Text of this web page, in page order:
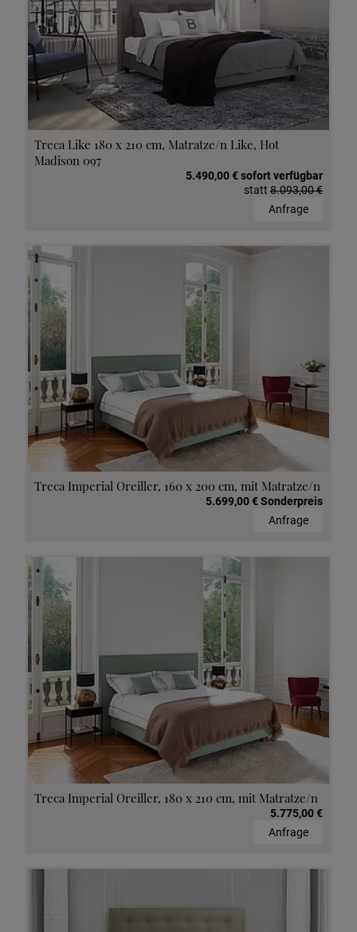
Treca Like 180 x 210 cm, Matratze/n Like, Hot
Madison 097
5.490,00 € sofort verfügbar
statt 8.093,00 €
Anfrage
Treca Imperial Oreiller, 160 x 200 cm, mit Matratze/n
5.699,00 € Sonderpreis
Anfrage
Treca Imperial Oreiller, 180 x 210 cm, mit Matratze/n
5.775,00 €
Anfrage